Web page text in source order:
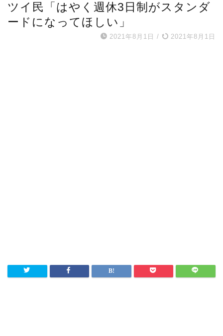
ツイ民「はやく週休3日制がスタンダ
ードになってほしい」
2021年8月1日 / 2021年8月1日